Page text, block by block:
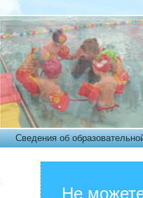
Сведения об
Не